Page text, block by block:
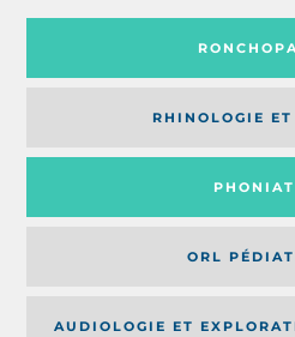
RHINOLOGIE
ORL
AUDIOLOGIE ET